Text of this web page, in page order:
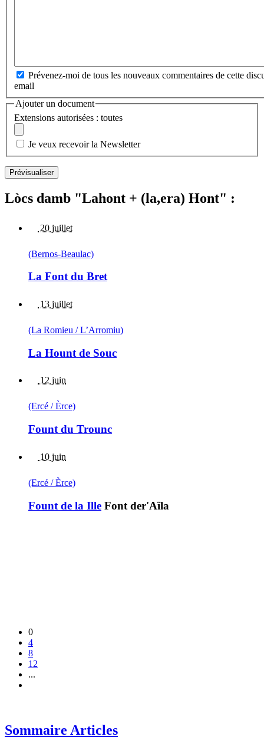
Prévenez-moi de tous les nouveaux commentaires de cette
email
Ajouter un document
Extensions autorisées : toutes
Je veux recevoir la Newsletter
Lòcs damb "Lahont + (la,era) Hont" :
20 juillet
(Bernos-Beaulac)
La Font du Bret
13 juillet
(La Romieu / L’Arromiu)
La Hount de Souc
12 juin
(Ercé / Èrce)
Fount du Trounc
10 juin
(Ercé / Èrce)
Fount de la Ille Font der'Aïla
0
4
8
12
...
Sommaire Articles